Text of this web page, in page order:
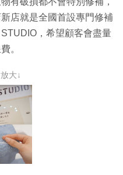
店就是全國首設專門修補
，希望顧客會盡量
。
大↓